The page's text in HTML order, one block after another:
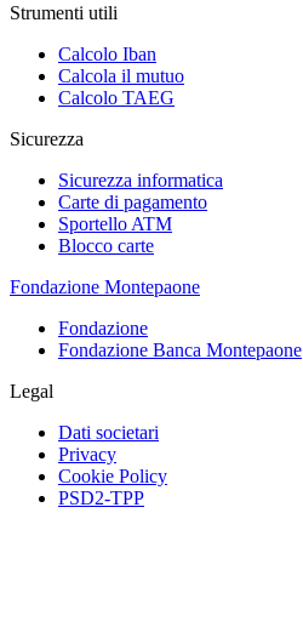
Strumenti utili
Calcolo Iban
Calcola il mutuo
Calcolo TAEG
Sicurezza
Sicurezza informatica
Carte di pagamento
Sportello ATM
Blocco carte
Fondazione Montepaone
Fondazione
Fondazione Banca Montepaone
Legal
Dati societari
Privacy
Cookie Policy
PSD2-TPP